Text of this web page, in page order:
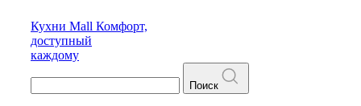
Кухни Mall Комфорт,
доступный
каждому
Поиск